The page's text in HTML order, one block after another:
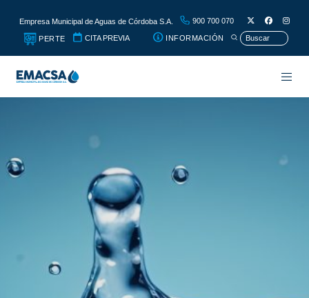
Empresa Municipal de Aguas de Córdoba S.A. 900 700 070
PERTE CITA PREVIA INFORMACIÓN